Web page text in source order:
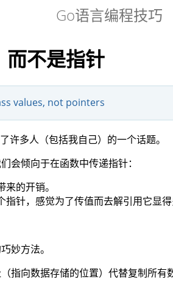
Go语言编程技巧
不是指针
values, not pointers
许多人（包括我自己）的一个话题。
会倾向于在函数中传递指针：
的开销。
指针，感觉为了传值而去解引用它显
妙方法。
指向数据存储的位置）代替复制所有